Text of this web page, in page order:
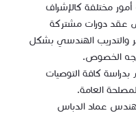
مختلفة كالإشراف
عقد دورات مشتركة
والتدريب الهندسي بشكل
الخصوص.
بدراسة كافة التوصيات
العامة.
عماد الدباس